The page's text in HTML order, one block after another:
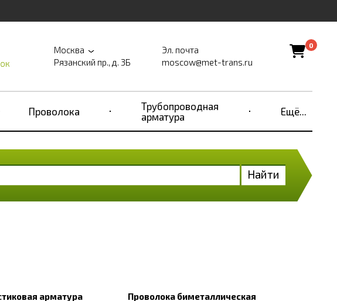
Москва
Рязанский пр., д. 3Б
Эл. почта
moscow@met-trans.ru
0
Проволока
Трубопроводная
арматура
Ещё...
Найти
арматура Проволока биметаллическая